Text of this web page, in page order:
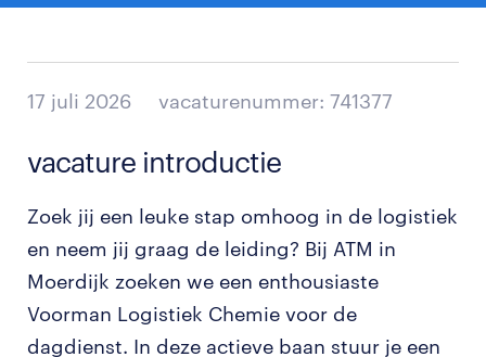
17 juli 2026 vacaturenummer: 741377
vacature introductie
Zoek jij een leuke stap omhoog in de logistiek
en neem jij graag de leiding? Bij ATM in
Moerdijk zoeken we een enthousiaste
Voorman Logistiek Chemie voor de
dagdienst. In deze actieve baan stuur je een